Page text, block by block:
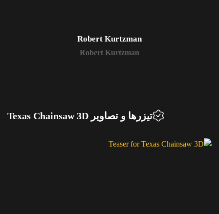
Robert Kurtzman
Robert Kurtzman
تیزرها و تصاویر Texas Chainsaw 3D